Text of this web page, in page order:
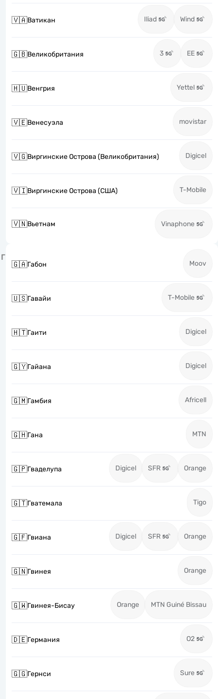
🇻🇦Ватикан Iliad Wind
🇬🇧Великобритания 3 EE
🇭🇺Венгрия Yettel
🇻🇪Венесуэла movistar
🇻🇬Виргинские Острова (Великобритания) Digicel
🇻🇮Виргинские Острова (США) T-Mobile
🇻🇳Вьетнам Vinaphone
Г
🇬🇦Габон Moov
🇺🇸Гавайи T-Mobile
🇭🇹Гаити Digicel
🇬🇾Гайана Digicel
🇬🇲Гамбия Africell
🇬🇭Гана MTN
🇬🇵Гваделупа Digicel SFR Orange
🇬🇹Гватемала Tigo
🇬🇫Гвиана Digicel SFR Orange
🇬🇳Гвинея Orange
🇬🇼Гвинея-Бисау Orange MTN Guiné Bissau
🇩🇪Германия O2
🇬🇬Гернси Sure